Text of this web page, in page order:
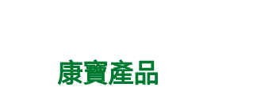
康寶產品